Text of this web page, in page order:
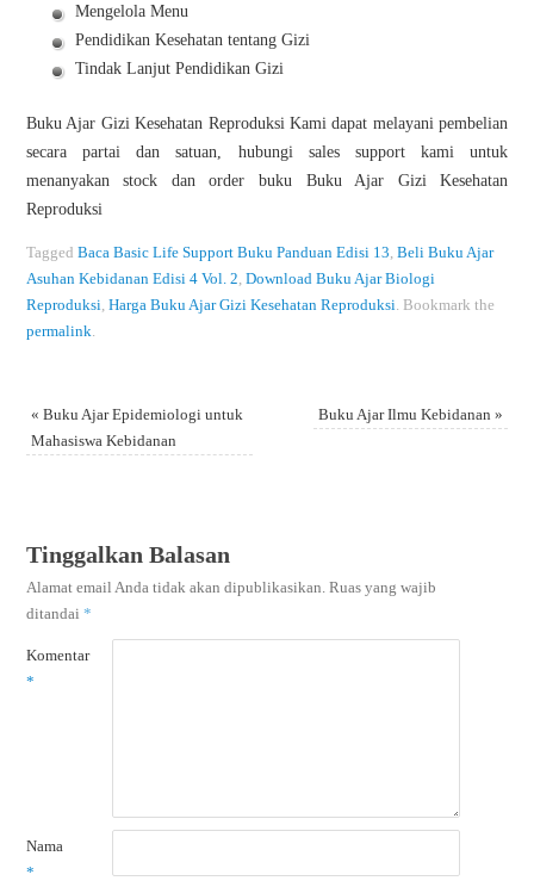
Mengelola Menu
Pendidikan Kesehatan tentang Gizi
Tindak Lanjut Pendidikan Gizi
Buku Ajar Gizi Kesehatan Reproduksi Kami dapat melayani pembelian
secara partai dan satuan, hubungi sales support kami untuk
menanyakan stock dan order buku Buku Ajar Gizi Kesehatan
Reproduksi
Tagged Baca Basic Life Support Buku Panduan Edisi 13, Beli Buku Ajar
Asuhan Kebidanan Edisi 4 Vol. 2, Download Buku Ajar Biologi
Reproduksi, Harga Buku Ajar Gizi Kesehatan Reproduksi. Bookmark the
permalink.
« Buku Ajar Epidemiologi untuk
Mahasiswa Kebidanan
Buku Ajar Ilmu Kebidanan»
Tinggalkan Balasan
Alamat email Anda tidak akan dipublikasikan. Ruas yang wajib
ditandai *
Komentar
*
Nama
*